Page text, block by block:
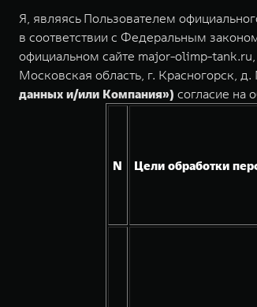
Я, являясь Пользователем
в соответствии с Федеральным
официальном сайте major-olimp-
Московская область, г. Красногорск,
данных и/или Компания») согласие на
N Цели обработки